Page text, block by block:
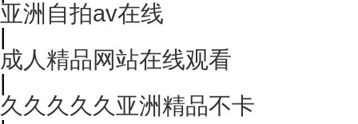
亚洲自拍av在线
|
成人精品网站在线观看
|
久久久久久亚洲精品不卡